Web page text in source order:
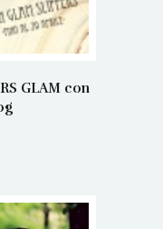
GLAM con